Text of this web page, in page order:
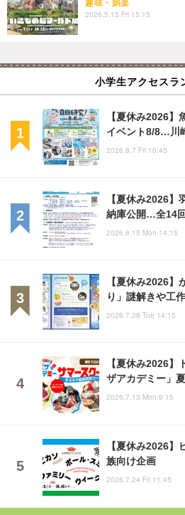
趣味・娯楽
2026.5.15 Fri 15:15
小学生アクセスラ
【夏休み2026】
イベント8/8…川
2026.8.7 Fri 10:45
【夏休み2026】
納庫公開…全14
2026.6.15 Mon 14:15
【夏休み2026】
り」謎解きや工
2026.7.28 Tue 14:15
【夏休み2026
ザアカデミー」
2026.7.13 Mon 9:15
【夏休み2026
族向け企画
2026.7.24 Fri 11:45